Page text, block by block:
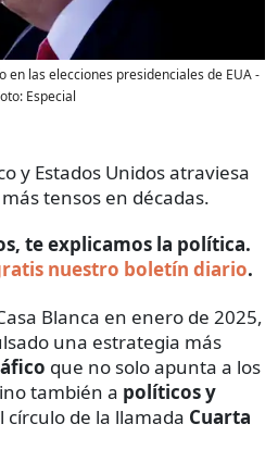
en las elecciones presidenciales de EUA-
Especial
y Estados Unidos atraviesa
tensos en décadas.
te explicamos la política.
nuestro boletín diario.
Blanca en enero de 2025,
una estrategia más
que no solo apunta a los
también a políticos y
círculo de la llamada Cuarta